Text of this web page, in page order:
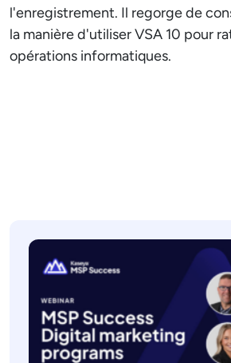
l'enregistrement. Il regorge de
la manière d'utiliser VSA 10 pour
opérations informatiques.